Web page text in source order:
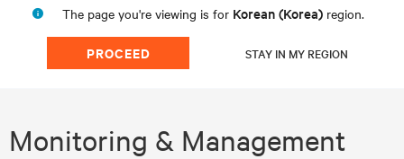
The page you're viewing is for Korean (Korea) region.
PROCEED STAY IN MY REGION
Monitoring & Management